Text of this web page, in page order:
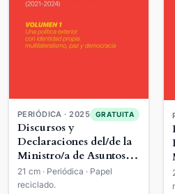
PERIÓDICA · 2025 GRATUITA
Discursos y
Declaraciones del/de la
Ministro/a de Asuntos
Exteriores y de
Cooperación
21 cm · Periódica · Papel
reciclado.